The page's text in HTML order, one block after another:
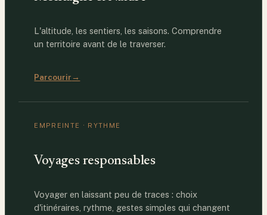
L'altitude, les sentiers, les saisons. Comprendre
un territoire avant de le traverser.
Parcourir →
EMPREINTE · RYTHME
Voyages responsables
Voyager en laissant peu de traces : choix
d'itinéraires, rythme, gestes simples qui changent